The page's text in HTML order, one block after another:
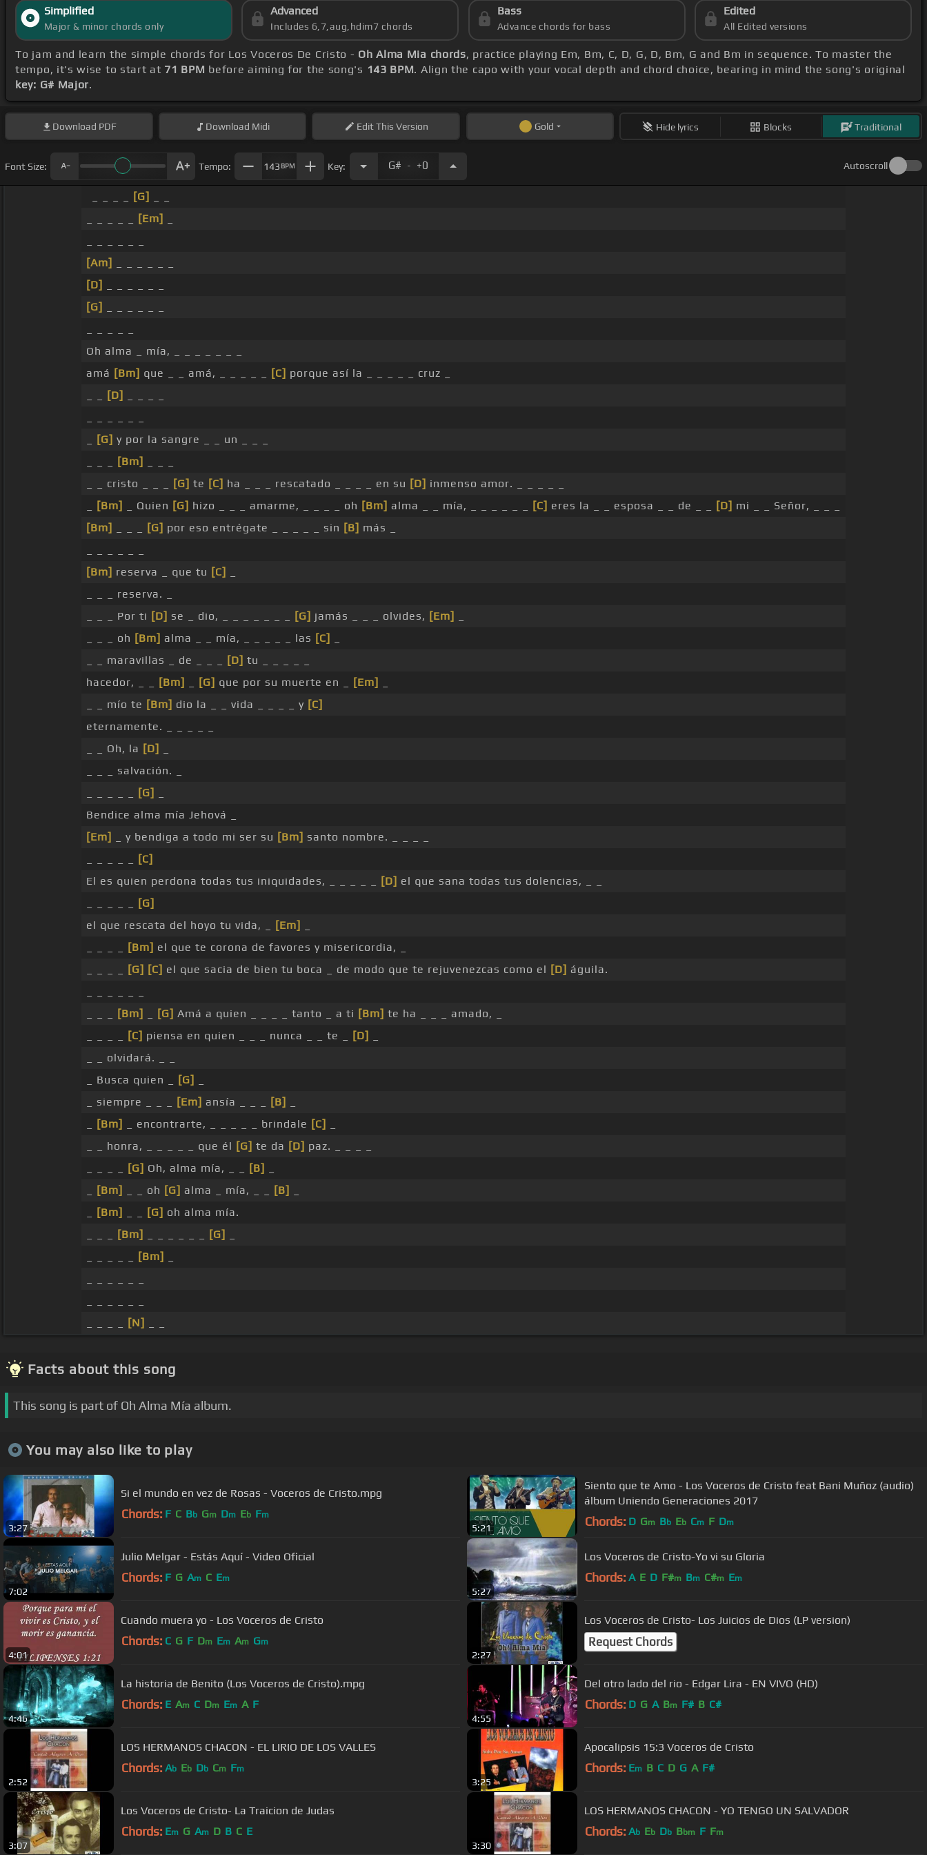
Simplified
Major & minor chords only
Advanced
Includes 6,7,aug,hdim7 chords
Bass
Advance chords for bass
Edited
All Edited versions
To jam and learn the simple chords for Los Voceros De Cristo - Oh Alma Mia chords, practice playing Em, Bm, C, D, G, D, Bm, G and Bm in sequence. To master the
tempo, it's wise to start at 71 BPM before aiming for the song's 143 BPM. Align the capo with your vocal depth and chord choice, bearing in mind the song's original
key: G# Major.
Download PDF Download Midi EditThis Version Gold Hide lyrics Blocks Traditional
Font Size: Tempo: 143 BPM Key: G# . +0 Autoscroll
[G]
[Em]
[Am]
[D]
[G]
Oh alma _ mía, _ _ _ _ _ _ _
amá [Bm] que _ _ amá, _ _ _ _ _ [C] porque así la _ _ _ _ _ cruz _
[D]
[G] y por la sangre _ _ un _ _ _
[Bm]
_ _ cristo _ _ _
[G] te [C] ha _ _ _ rescatado _ _ _ _ en su [D] inmenso amor. _ _ _ _ _
[Bm] _ Quien [G] hizo _ _ _ amarme, _ _ _ _ oh [Bm] alma _ _ mía, _ _ _ _ _ _ [C] eres la _ _ esposa _ _ de _ _ [D] mi _ _ Señor, _ _ _
[Bm]
[G] por eso entrégate _ _ _ _ _ sin [B] más _
[Bm] reserva _ que tu [C]
_ _ _ reserva. _
_ _ _ Por ti [D] se _ dio, _ _ _ _ _ _ _ [G] jamás _ _ _ olvides, [Em]
_ _ _ oh [Bm] alma _ _ mía, _ _ _ _ _ las [C]
_ _ maravillas _ de _ _ _
[D] tu _ _ _ _ _
hacedor, _ _
[Bm] [G] que por su muerte en _ [Em]
_ _ mío te [Bm] dio la _ _ vida _ _ _ _ y [C]
eternamente. _ _ _ _ _
_ _ Oh, la [D]
_ _ _ salvación. _
[G]
Bendice alma mía Jehová _
[Em]
_ y bendiga a todo mi ser su [Bm] santo nombre. _ _ _ _
[C]
El es quien perdona todas tus iniquidades, _ _ _ _ _
[D] el que sana todas tus dolencias, _ _
[G]
el que rescata del hoyo tu vida, _
[Em]
[Bm] el que te corona de favores y misericordia, _
[G] [C] el que sacia de bien tu boca _ de modo que te rejuvenezcas como el [D] águila.
[Bm] [G] Amá a quien _ _ _ _ tanto _ a ti [Bm] te ha _ _ _ amado, _
[C] piensa en quien _ _ _ nunca _ _ te _ [D]
_ _ olvidará. _ _
_ Busca quien _
[G]
_ siempre _ _ _
[Em] ansía _ _ _ [B]
[Bm] _ encontrarte, _ _ _ _ _ brindale [C]
_ _ honra, _ _ _ _ _ que él [G] te da [D] paz. _ _ _ _
[G] Oh, alma mía, _ _ [B]
[Bm] _ _ oh [G] alma _ mía, _ _ [B]
[Bm] [G] oh alma mía.
[Bm] [G]
[Bm]
[N]
Facts about this song
This song is part of Oh Alma Mía album.
You may also like to play
3:27
Si el mundo en vez de Rosas - Voceros de Cristo.mpg
Chords: F C Bb Gm Dm Eb Fm
5:21
Siento que te Amo - Los Voceros de Cristo feat Bani Muñoz (audio)
álbum Uniendo Generaciones 2017
Chords: D Gm Bb Eb Cm F Dm
7:02
Julio Melgar - Estás Aquí - Video Oficial
Chords: F G Am C Em
5:27
Los Voceros de Cristo-Yo vi su Gloria
Chords: A E D F#m Bm C#m Em
4:01
Cuando muera yo - Los Voceros de Cristo
Chords: C G F Dm Em Am Gm
2:27
Los Voceros de Cristo- Los Juicios de Dios (LP version)
Request Chords
4:46
La historia de Benito (Los Voceros de Cristo).mpg
Chords: E Am C Dm Em A F
4:55
Del otro lado del rio - Edgar Lira - EN VIVO (HD)
Chords: D G A Bm F# B C#
2:52
LOS HERMANOS CHACON - EL LIRIO DE LOS VALLES
Chords: Ab Eb Db Cm Fm
3:25
Apocalipsis 15:3 Voceros de Cristo
Chords: Em B C D G A F#
3:07
Los Voceros de Cristo- La Traicion de Judas
Chords: Em G Am D B C E
3:30
LOS HERMANOS CHACON - YO TENGO UN SALVADOR
Chords: Ab Eb Db Bbm F Fm